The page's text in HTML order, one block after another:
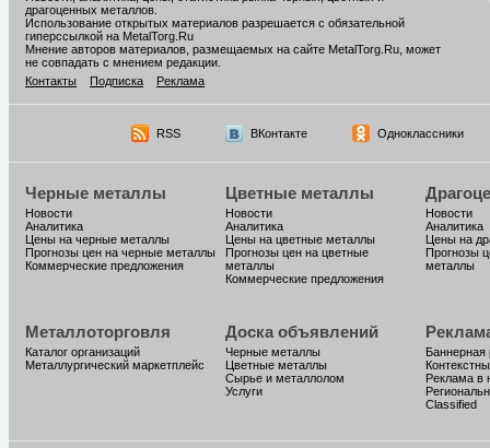
драгоценных металлов.
Использование открытых материалов разрешается с обязательной
гиперссылкой на MetalTorg.Ru
Мнение авторов материалов, размещаемых на сайте MetalTorg.Ru, может
не совпадать с мнением редакции.
Контакты
Подписка Реклама
RSS ВКонтакте Одноклассники
Черные металлы
Новости
Аналитика
Цены на черные металлы
Прогнозы цен на черные металлы
Коммерческие предложения
Цветные металлы
Новости
Аналитика
Цены на цветные металлы
Прогнозы цен на цветные
металлы
Коммерческие предложения
Новости
Аналитика
Цены на
Прогнозы
металлы
Металлоторговля
Каталог организаций
Металлургический маркетплейс
Доска объявлений
Черные металлы
Цветные металлы
Сырье и металлолом
Услуги
Баннерная
Реклама в
Classified